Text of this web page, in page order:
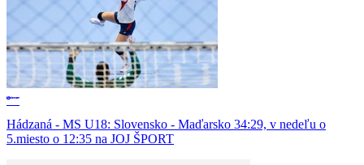
Hádzaná - MS U18: Slovensko - Maďarsko 34:29, v nedeľu o
5.miesto o 12:35 na JOJ ŠPORT